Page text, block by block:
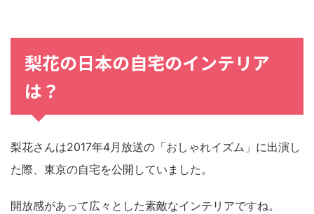
梨花の日本の自宅のインテリア
は？
梨花さんは2017年4月放送の「おしゃれイズム」に出演し
た際、東京の自宅を公開していました。
開放感があって広々とした素敵なインテリアですね。